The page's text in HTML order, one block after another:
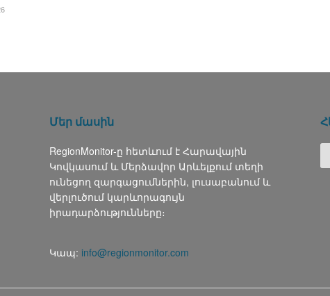
Մեր մասին
RegionMonitor-ը հետևում է Հարավային
Կովկասում և Մերձավոր Արևելքում տեղի
ունեցող զարգացումներին, լուսաբանում և
վերլուծում կարևորագույն
իրադարձությունները։
Կապ: info@regionmonitor.com